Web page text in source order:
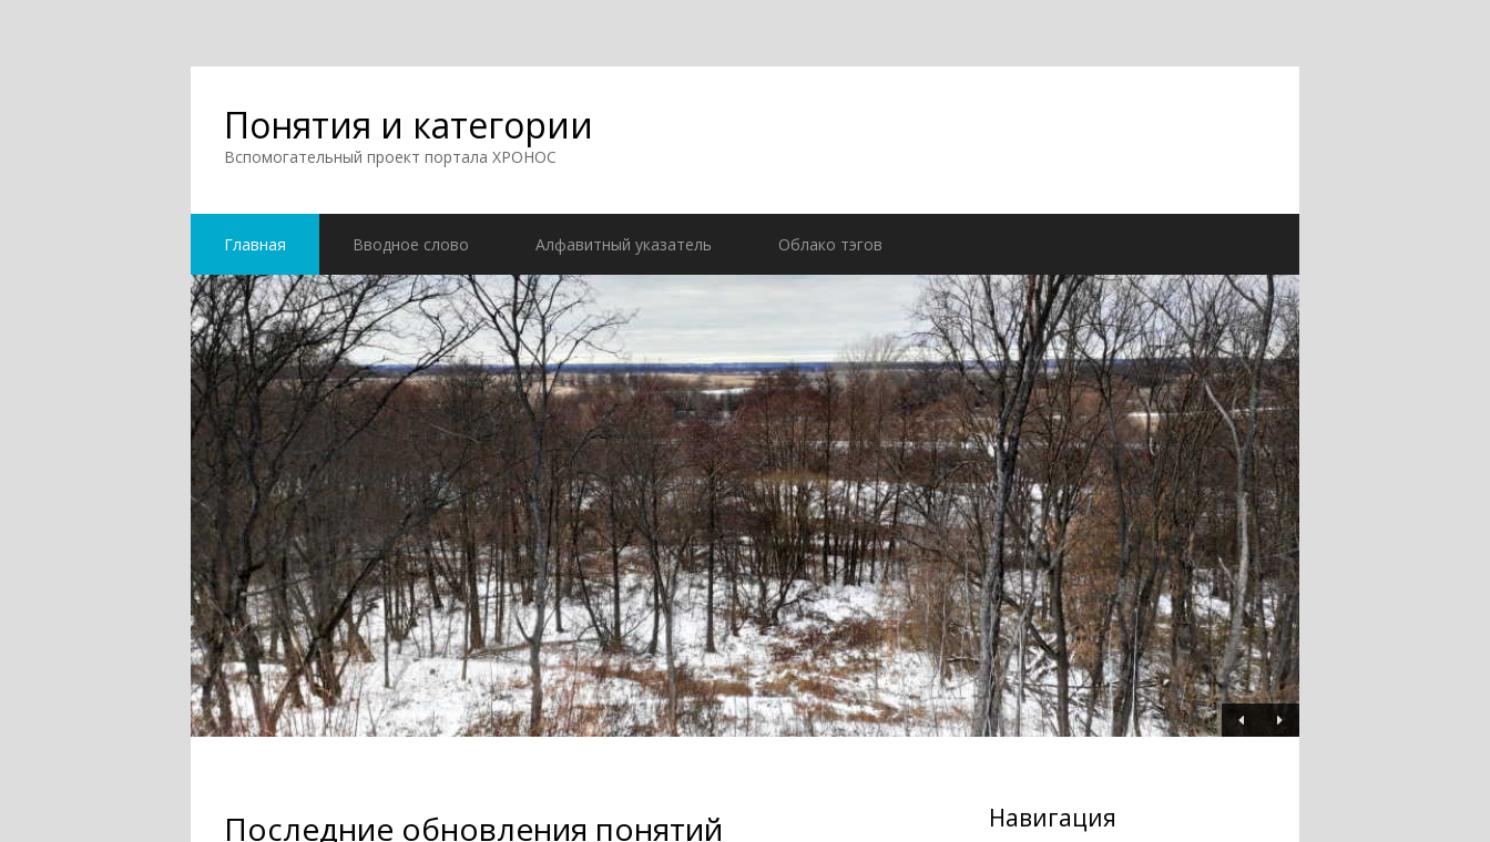
Понятия и категории
Вспомогательный проект портала ХРОНОС
Главная Вводное слово Алфавитный указатель Облако тэгов
Последние обновления понятий Навигация